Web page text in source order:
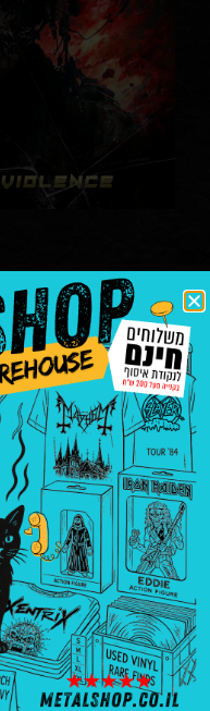
Of
מבצע
1 במלאי
הוספה לסל